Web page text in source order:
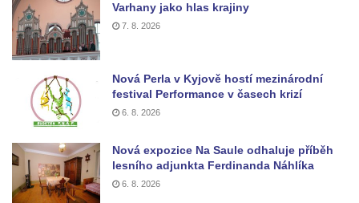
Zámek Dlažkovice
Zámek Libčeves
Zámek Lovosice
Zámek Rynartice
Zámek Velký Valtinov
Zámek Nový Falkenburk v Jablonném v
Podještědí
Varhany jako hlas krajiny
7. 8. 2026
Nová Perla v Kyjově hostí mezinárodní
festival Performance v časech krizí
6. 8. 2026
Nová expozice Na Saule odhaluje příběh
lesního adjunkta Ferdinanda Náhlíka
6. 8. 2026